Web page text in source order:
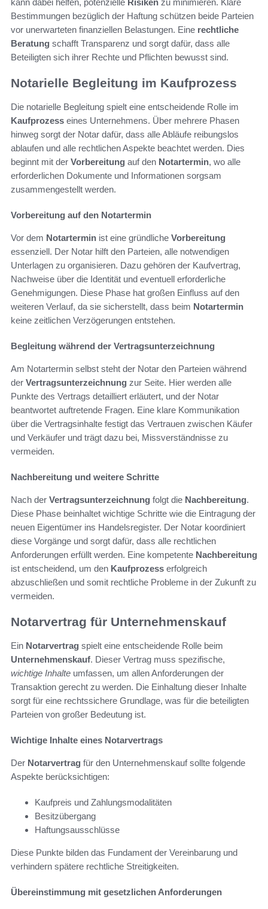
Bestimmungen bezüglich der Haftung schützen beide Parteien
vor unerwarteten finanziellen Belastungen. Eine rechtliche
Beratung schafft Transparenz und sorgt dafür, dass alle
Beteiligten sich ihrer Rechte und Pflichten bewusst sind.
Notarielle Begleitung im Kaufprozess
Die notarielle Begleitung spielt eine entscheidende Rolle im
Kaufprozess eines Unternehmens. Über mehrere Phasen
hinweg sorgt der Notar dafür, dass alle Abläufe reibungslos
ablaufen und alle rechtlichen Aspekte beachtet werden. Dies
beginnt mit der Vorbereitung auf den Notartermin, wo alle
erforderlichen Dokumente und Informationen sorgsam
zusammengestellt werden.
Vorbereitung auf den Notartermin
Vor dem Notartermin ist eine gründliche Vorbereitung
essenziell. Der Notar hilft den Parteien, alle notwendigen
Unterlagen zu organisieren. Dazu gehören der Kaufvertrag,
Nachweise über die Identität und eventuell erforderliche
Genehmigungen. Diese Phase hat großen Einfluss auf den
weiteren Verlauf, da sie sicherstellt, dass beim Notartermin
keine zeitlichen Verzögerungen entstehen.
Begleitung während der Vertragsunterzeichnung
Am Notartermin selbst steht der Notar den Parteien während
der Vertragsunterzeichnung zur Seite. Hier werden alle
Punkte des Vertrags detailliert erläutert, und der Notar
beantwortet auftretende Fragen. Eine klare Kommunikation
über die Vertragsinhalte festigt das Vertrauen zwischen Käufer
und Verkäufer und trägt dazu bei, Missverständnisse zu
vermeiden.
Nachbereitung und weitere Schritte
Nach der Vertragsunterzeichnung folgt die Nachbereitung.
Diese Phase beinhaltet wichtige Schritte wie die Eintragung der
neuen Eigentümer ins Handelsregister. Der Notar koordiniert
diese Vorgänge und sorgt dafür, dass alle rechtlichen
Anforderungen erfüllt werden. Eine kompetente Nachbereitung
ist entscheidend, um den Kaufprozess erfolgreich
abzuschließen und somit rechtliche Probleme in der Zukunft zu
vermeiden.
Notarvertrag für Unternehmenskauf
Ein Notarvertrag spielt eine entscheidende Rolle beim
Unternehmenskauf. Dieser Vertrag muss spezifische,
wichtige Inhalte umfassen, um allen Anforderungen der
Transaktion gerecht zu werden. Die Einhaltung dieser Inhalte
sorgt für eine rechtssichere Grundlage, was für die beteiligten
Parteien von großer Bedeutung ist.
Wichtige Inhalte eines Notarvertrags
Der Notarvertrag für den Unternehmenskauf sollte folgende
Aspekte berücksichtigen:
Kaufpreis und Zahlungsmodalitäten
Besitzübergang
Haftungsausschlüsse
Diese Punkte bilden das Fundament der Vereinbarung und
verhindern spätere rechtliche Streitigkeiten.
Übereinstimmung mit gesetzlichen Anforderungen